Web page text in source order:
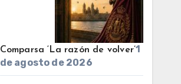
Comparsa ‘La razón de volver’1
de agosto de 2026